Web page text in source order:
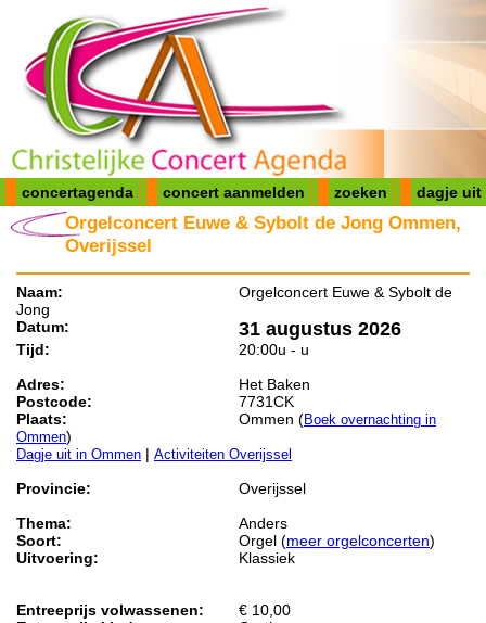
concertagenda concert aanmelden zoeken dagje uit
Orgelconcert Euwe & Sybolt de Jong Ommen,
Overijssel
Naam:
Orgelconcert Euwe & Sybolt de
Jong
Datum:
31 augustus 2026
Tijd:
20:00u - u
Adres:
Het Baken
Postcode:
7731CK
Plaats:
Ommen (Boek overnachting in
Ommen)
Dagje uit in Ommen | Activiteiten Overijssel
Provincie:
Overijssel
Thema:
Anders
Soort:
Orgel (meer orgelconcerten)
Uitvoering:
Klassiek
Entreeprijs volwassenen:
€ 10,00